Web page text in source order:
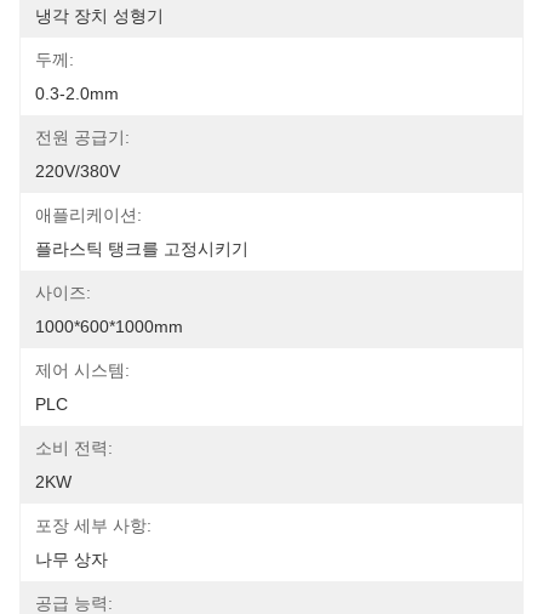
냉각 장치 성형기
두께:
0.3-2.0mm
전원 공급기:
220V/380V
애플리케이션:
플라스틱 탱크를 고정시키기
사이즈:
1000*600*1000mm
제어 시스템:
PLC
소비 전력:
2KW
포장 세부 사항:
나무 상자
공급 능력: